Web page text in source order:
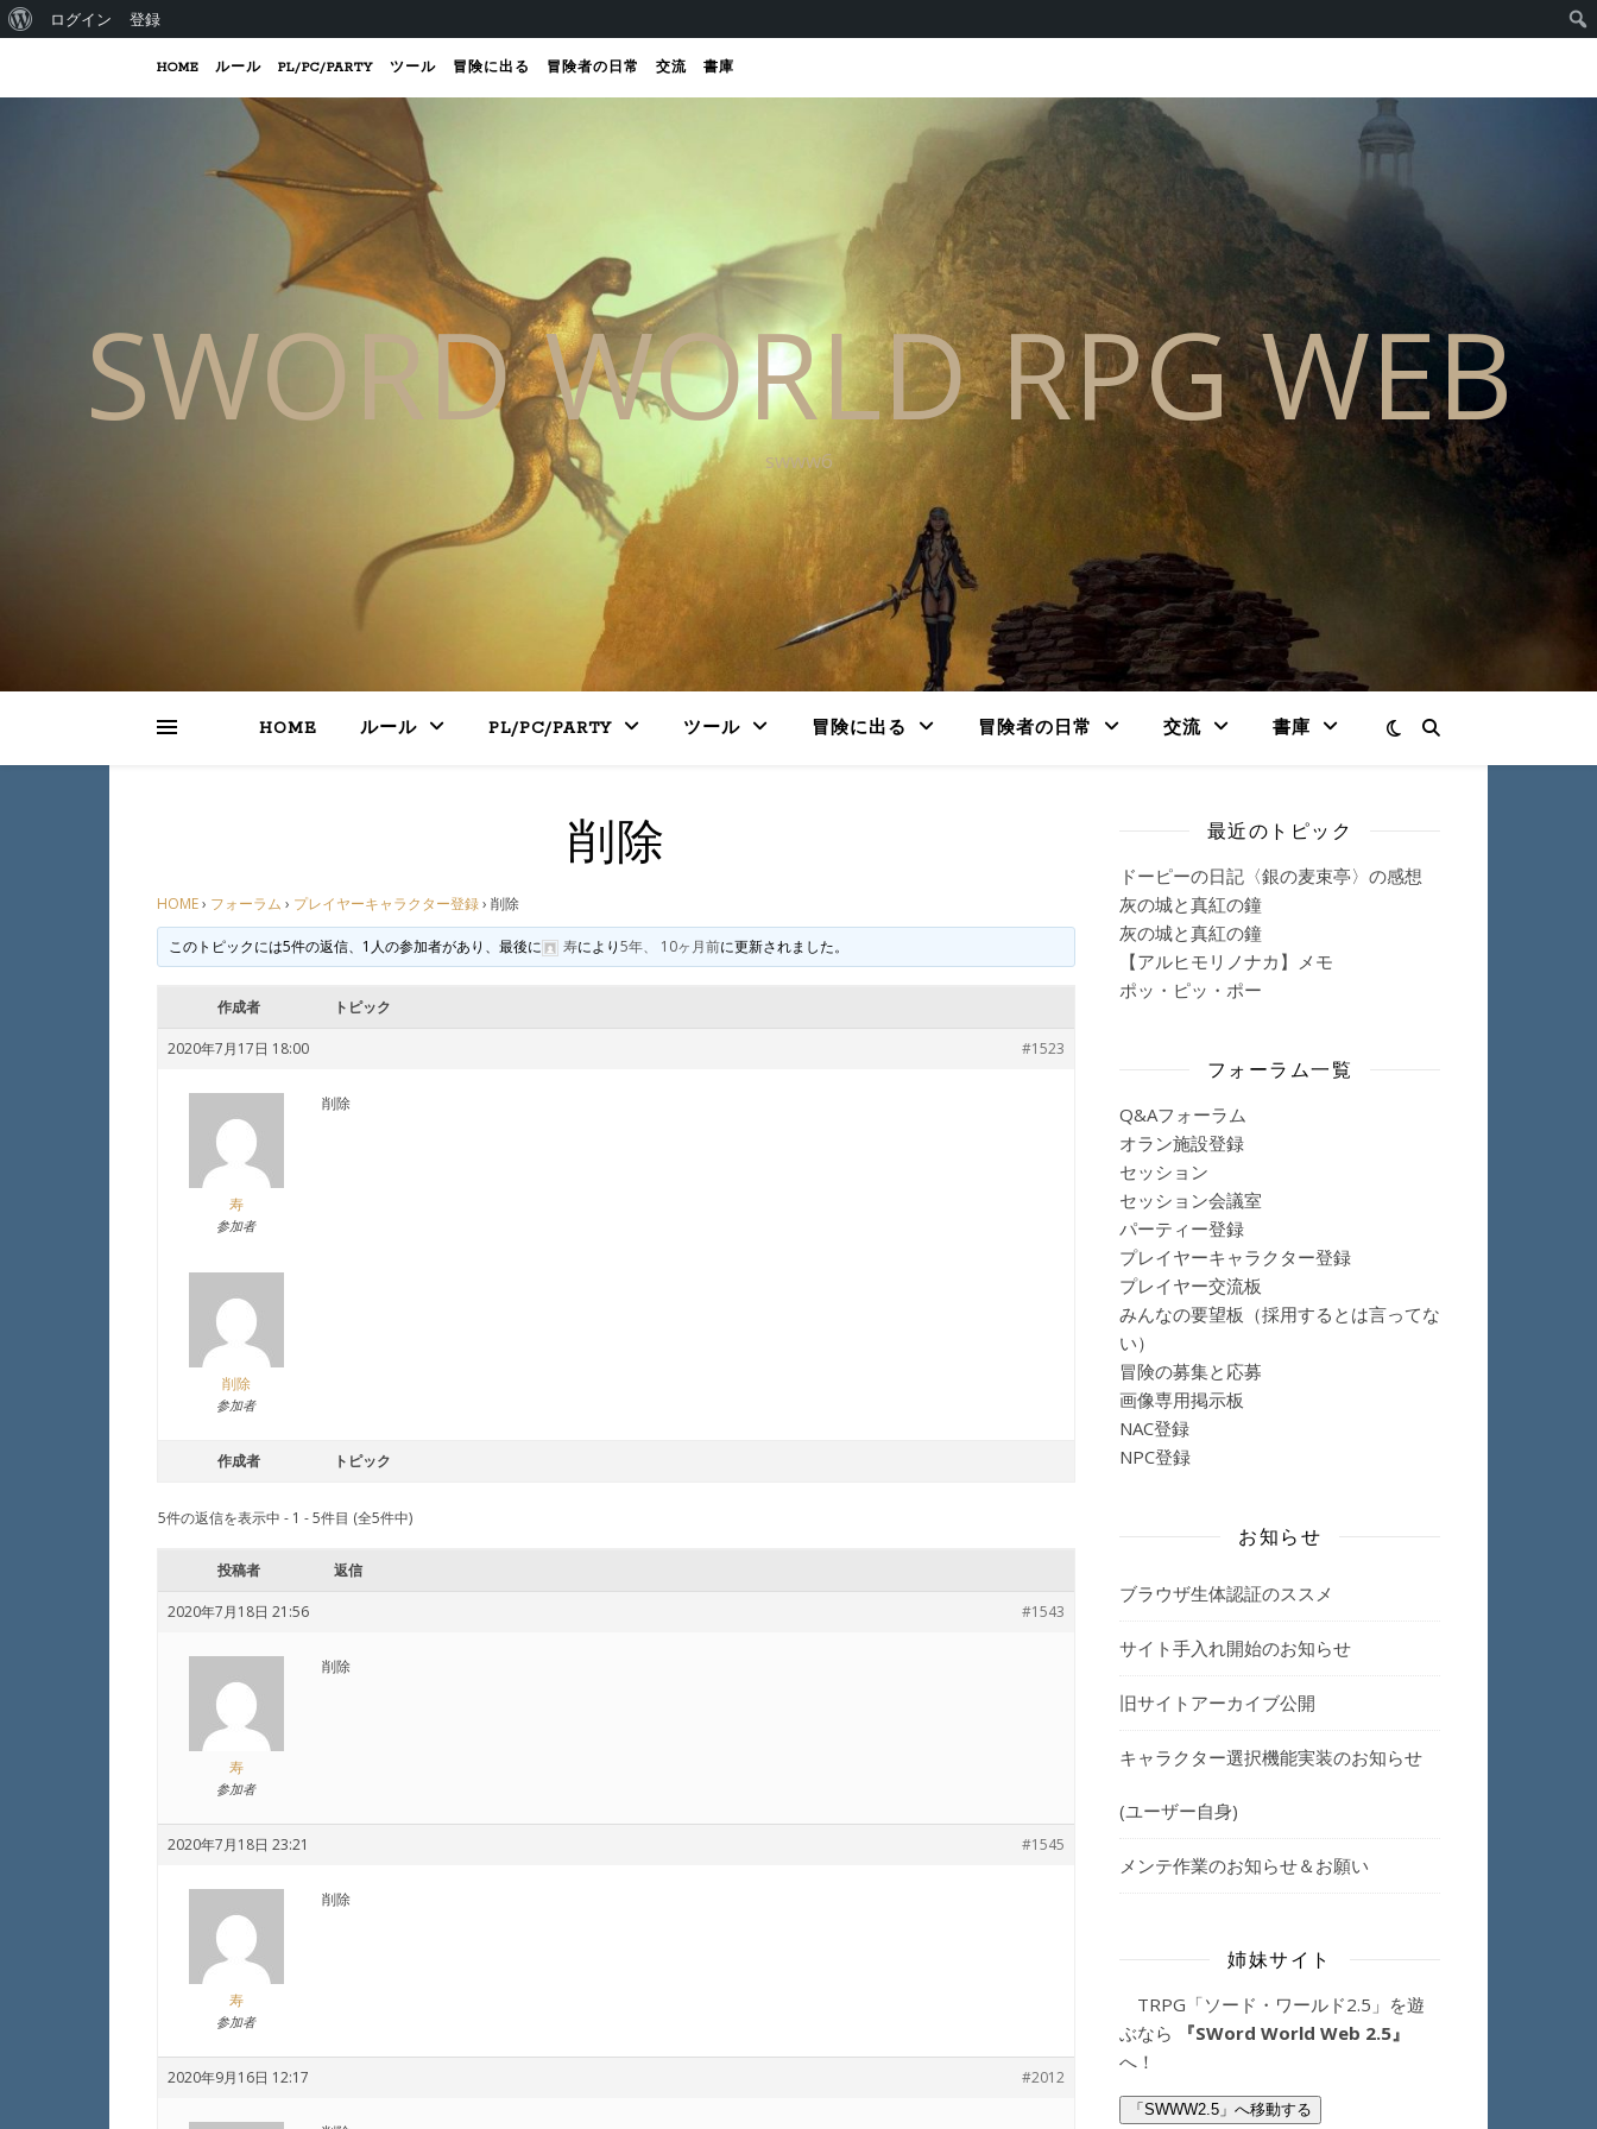
WordPress について
ログイン 登録
HOME ルール PL/PC/PARTY ツール 冒険に出る 冒険者の日常 交流 書庫
SWORD WORLD RPG WEB
swww6
HOME ルール PL/PC/PARTY ツール 冒険に出る 冒険者の日常 交流 書庫
削除
HOME› フォーラム › プレイヤーキャラクター登録› 削除
このトピックには5件の返信、1人の参加者があり、最後に 寿により5年、 10ヶ月前に更新されました。
作成者 トピック
2020年7月17日 18:00 #1523
寿
参加者
削除
参加者
削除
作成者 トピック
5件の返信を表示中 - 1 - 5件目 (全5件中)
投稿者 返信
2020年7月18日 21:56 #1543
寿
参加者
削除
2020年7月18日 23:21 #1545
寿
参加者
削除
2020年9月16日 12:17 #2012
最近のトピック
ドーピーの日記〈銀の麦束亭〉の感想
灰の城と真紅の鐘
灰の城と真紅の鐘
【アルヒモリノナカ】メモ
ポッ・ピッ・ポー
フォーラム一覧
Q&Aフォーラム
オラン施設登録
セッション
セッション会議室
パーティー登録
プレイヤーキャラクター登録
プレイヤー交流板
みんなの要望板（採用するとは言ってな
い）
冒険の募集と応募
画像専用掲示板
NAC登録
NPC登録
お知らせ
ブラウザ生体認証のススメ
サイト手入れ開始のお知らせ
旧サイトアーカイブ公開
キャラクター選択機能実装のお知らせ
(ユーザー自身)
メンテ作業のお知らせ＆お願い
姉妹サイト
TRPG「ソード・ワールド2.5」を遊
ぶなら
『SWord World Web 2.5』
へ！
「SWWW2.5」へ移動する